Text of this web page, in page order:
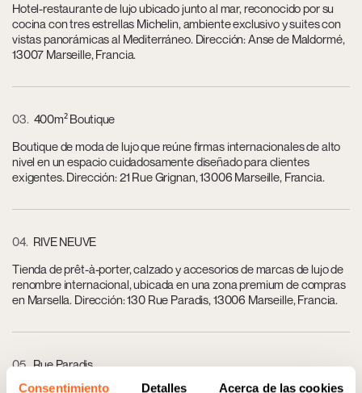
Consentimiento Detalles Acerca de las cookies
Hotel-restaurante de lujo ubicado junto al mar, reconocido por su
cocina con tres estrellas Michelin, ambiente exclusivo y suites con
vistas panorámicas al Mediterráneo. Dirección: Anse de Maldormé,
13007 Marseille, Francia.
03 400m² Boutique
Boutique de moda de lujo que reúne firmas internacionales de alto
nivel en un espacio cuidadosamente diseñado para clientes
exigentes. Dirección: 21 Rue Grignan, 13006 Marseille, Francia.
04 RIVE NEUVE
Tienda de prêt-à-porter, calzado y accesorios de marcas de lujo de
renombre internacional, ubicada en una zona premium de compras
en Marsella. Dirección: 130 Rue Parad­is, 13006 Marseille, Francia.
05 Rue Paradis